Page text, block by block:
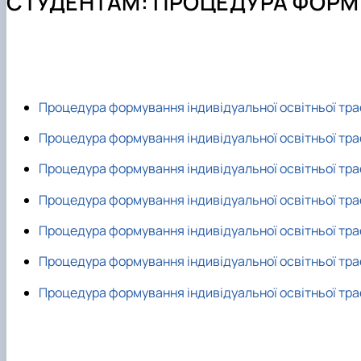
Нормативно-правові акти
Лабораторії кафедри
Академічна доброчесність
Документи освітньої програми
Науково-дослідна інфраструктура
Зворотний зв'язок
Процедура формування індивідуальної освітньої
Процедура формування індивідуальної освітньої
Процедура формування індивідуальної освітньої
Процедура формування індивідуальної освітньої
Процедура формування індивідуальної освітньої
Процедура формування індивідуальної освітньої
Процедура формування індивідуальної освітньої